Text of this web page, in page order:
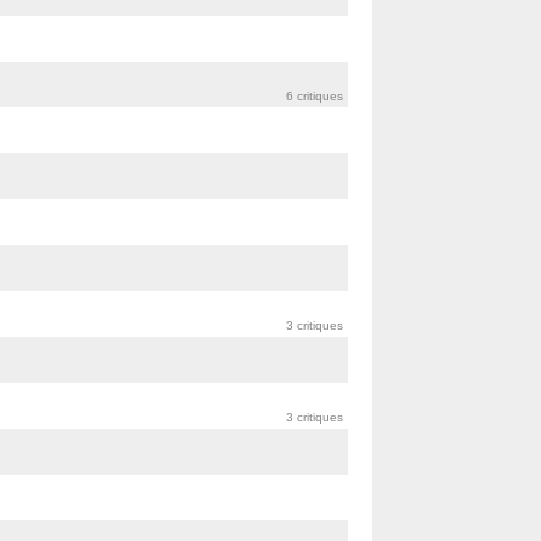
6 critiques
3 critiques
3 critiques